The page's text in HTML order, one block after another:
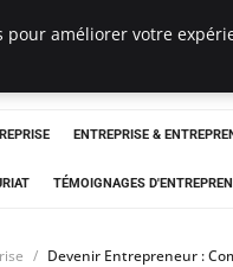
ENTREPRISE &
TÉMOIGNAGES
Devenir Entrepreneur :
pour améliorer votre